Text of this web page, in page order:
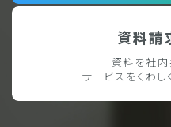
資料請
資料を社内
サービスをくわし